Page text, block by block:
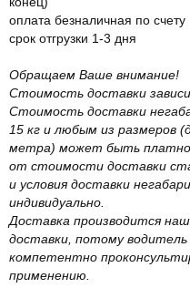
оплата безналичная по счету
срок отгрузки 1-3 дня
Обращаем Ваше внимание!
Стоимость доставки
Стоимость доставки
15 кг и любым из размеров
метра) может быть
от стоимости доставки
и условия доставки
индивидуально.
Доставка производится
доставки, потому
компетентно
применению.